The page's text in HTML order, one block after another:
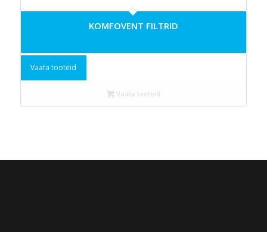
KOMFOVENT FILTRID
Vaata tooteid
Vaata tooteid